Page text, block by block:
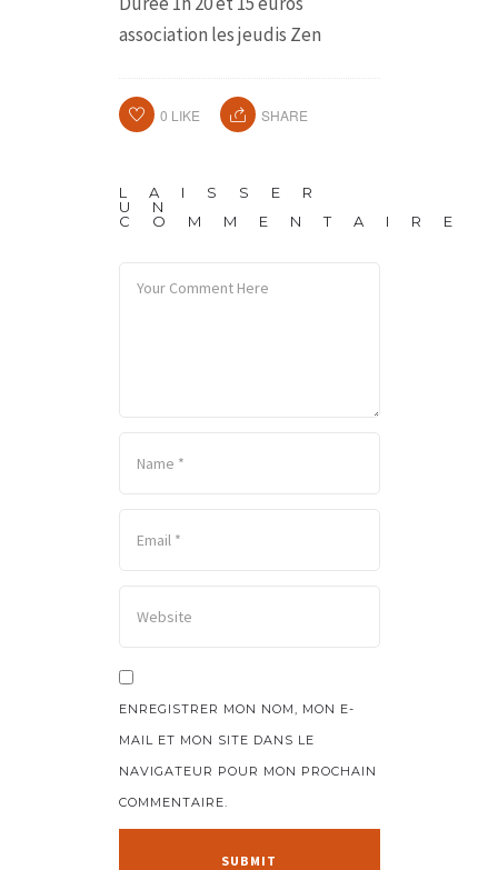
association les jeudis Zen
0 LIKE SHARE
LAISSER
UN
COMMENTAIRE
ENREGISTRER MON NOM, MON E-
MAIL ET MON SITE DANS LE
NAVIGATEUR POUR MON PROCHAIN
COMMENTAIRE.